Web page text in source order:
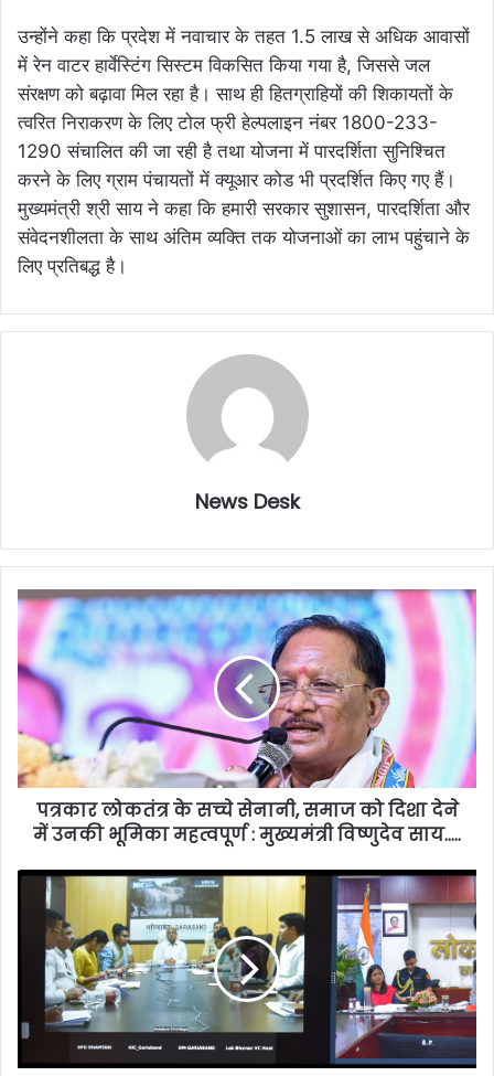
उन्होंने कहा कि प्रदेश में नवाचार के तहत 1.5 लाख से अधिक आवासों
में रेन वाटर हार्वेस्टिंग सिस्टम विकसित किया गया है, जिससे जल
संरक्षण को बढ़ावा मिल रहा है। साथ ही हितग्राहियों की शिकायतों के
त्वरित निराकरण के लिए टोल फ्री हेल्पलाइन नंबर 1800-233-
1290 संचालित की जा रही है तथा योजना में पारदर्शिता सुनिश्चित
करने के लिए ग्राम पंचायतों में क्यूआर कोड भी प्रदर्शित किए गए हैं।
मुख्यमंत्री श्री साय ने कहा कि हमारी सरकार सुशासन, पारदर्शिता और
संवेदनशीलता के साथ अंतिम व्यक्ति तक योजनाओं का लाभ पहुंचाने के
लिए प्रतिबद्ध है।
News Desk
पत्रकार लोकतंत्र के सच्चे सेनानी, समाज को दिशा देने
में उनकी भूमिका महत्वपूर्ण : मुख्यमंत्री विष्णुदेव साय…..